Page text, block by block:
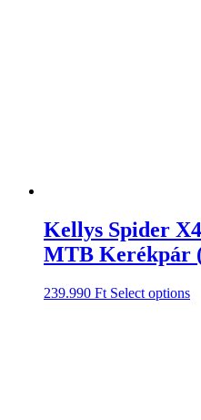
Kellys Spider
MTB Kerékpár
239.990 Ft Select options